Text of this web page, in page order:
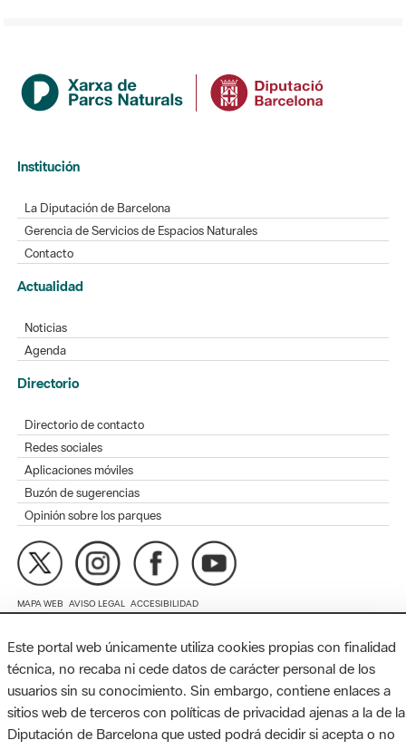
Institución
Gerencia de Servicios de Espacios Naturales
Actualidad
Noticias
Agenda
Directorio de contacto
Redes sociales
Buzón de sugerencias
Opinión sobre los parques
MAPA WEB AVISO LEGAL ACCESIBILIDAD
Diputación de Barcelona. Edifici Llacuna, 1a planta. Badajoz, 49.
08005 Barcelona. Tel. 934 022 428 / xarxaparcs@diba.cat
Este portal web únicamente utiliza cookies propias con finalidad
técnica, no recaba ni cede datos de carácter personal de los
usuarios sin su conocimiento. Sin embargo, contiene enlaces a
sitios web de terceros con políticas de privacidad ajenas a la de la
Diputación de Barcelona que usted podrá decidir si acepta o no